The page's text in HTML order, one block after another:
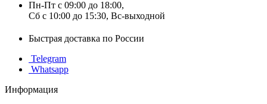
Пн-Пт с 09:00 до 18:00,
Сб с 10:00 до 15:30, Вс-выходной
Быстрая доставка по России
Telegram
Whatsapp
Информация